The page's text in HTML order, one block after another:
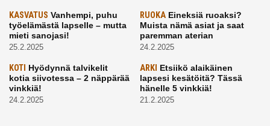
KASVATUS Vanhempi, puhu
työelämästä lapselle – mutta
mieti sanojasi!
25.2.2025
RUOKAEineksiä ruoaksi?
Muista nämä asiat ja saat
paremman aterian
24.2.2025
KOTI Hyödynnä talvikelit
kotia siivotessa – 2 näppärää
vinkkiä!
24.2.2025
ARKI Etsiikö alaikäinen
lapsesi kesätöitä? Tässä
hänelle 5 vinkkiä!
21.2.2025